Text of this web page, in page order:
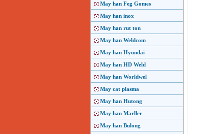
May han Feg Gomes
May han inox
May han rut ton
May han Weldcom
May han Hyundai
May han HD Weld
May han Worldwel
May cat plasma
May han Hutong
May han Marller
May han Bulong